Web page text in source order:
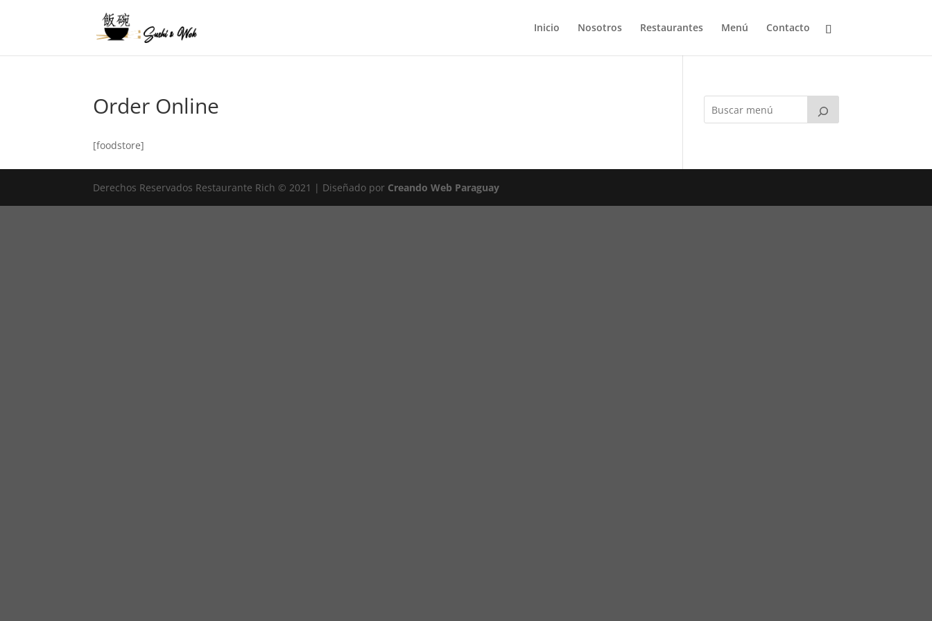
Inicio Nosotros Restaurantes Menú Contacto
Order Online
[foodstore]
Derechos Reservados Restaurante Rich © 2021 | Diseñado por Creando Web Paraguay